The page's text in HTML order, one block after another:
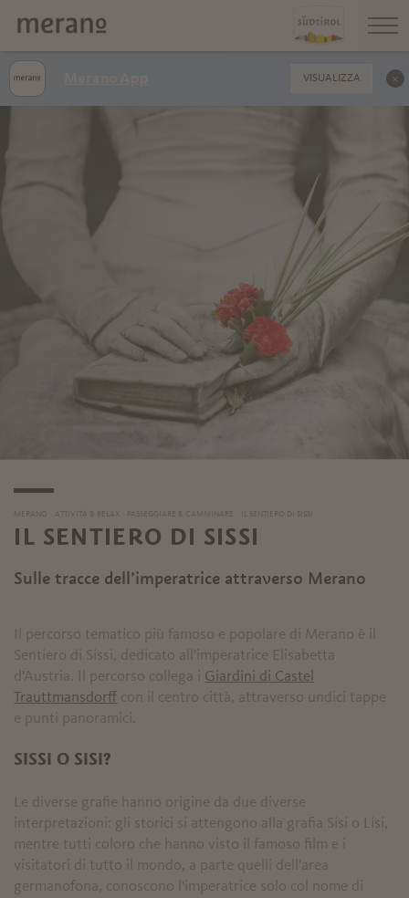
MERANO ATTIVITÀ & RELAX PASSEGGIARE & CAMMINARE IL SENTIERO DI SISSI
IL SENTIERO DI SISSI
Sulle tracce dell’imperatrice attraverso Merano
Il percorso tematico più famoso e popolare di Merano è il
Sentiero di Sissi, dedicato all'imperatrice Elisabetta
d'Austria. Il percorso collega i Giardini di Castel
Trauttmansdorff con il centro città, attraverso undici tappe
e punti panoramici.
SISSI O SISI?
Le diverse grafie hanno origine da due diverse
interpretazioni: gli storici si attengono alla grafia Sisi o Lisi,
mentre tutti coloro che hanno visto il famoso film e i
visitatori di tutto il mondo, a parte quelli dell'area
germanofona, conoscono l'imperatrice solo col nome di
VISUALIZZA